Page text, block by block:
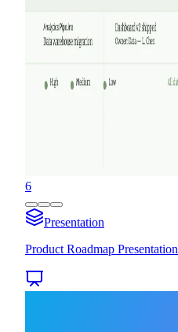
6
Presentation
Product Roadmap Presentation